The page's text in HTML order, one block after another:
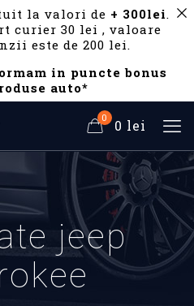
la valori de + 300lei.
curier 30 lei , valoare
este de 200 lei.
in puncte bonus
auto*
0 0 lei
jeep